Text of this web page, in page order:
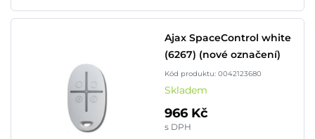
Ajax SpaceControl white
(6267) (nové označení)
Kód produktu: 0042123680
Skladem
966 Kč
s DPH